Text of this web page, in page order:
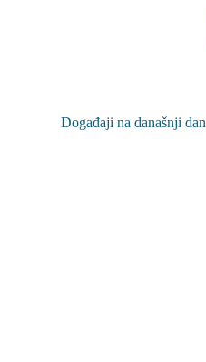
Događaji na današnji dan